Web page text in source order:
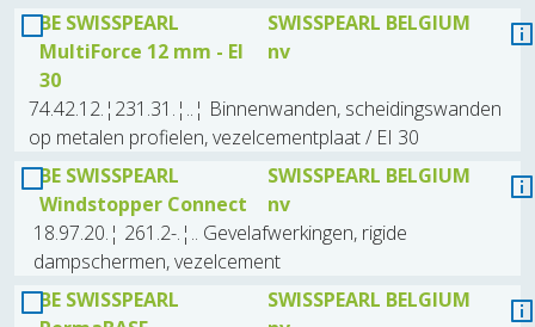
BE SWISSPEARL
MultiForce 12 mm - EI
30
SWISSPEARL BELGIUM
nv
74.42.12.¦231.31.¦..¦ Binnenwanden, scheidingswanden
op metalen profielen, vezelcementplaat / EI 30
BE SWISSPEARL
Windstopper Connect
SWISSPEARL BELGIUM
nv
18.97.20.¦ 261.2-.¦.. Gevelafwerkingen, rigide
dampschermen, vezelcement
BE SWISSPEARL
SWISSPEARL BELGIUM